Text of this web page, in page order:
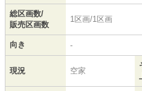
総区画数/
販売区画数
1区画/1区画
向き -
現況 空家